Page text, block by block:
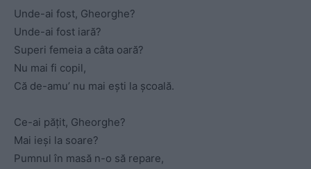
Unde-ai fost, Gheorghe?
Unde-ai fost iară?
Superi femeia a câta oară?
Nu mai fi copil,
Că de-amu’ nu mai ești la școală.
Ce-ai pățit, Gheorghe?
Mai ieși la soare?
Pumnul în masă n-o să repare,